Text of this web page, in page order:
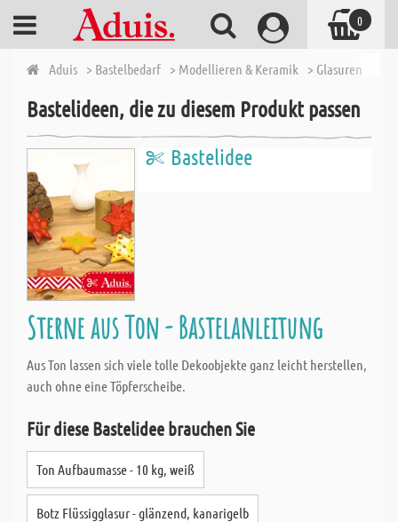
Aduis > Bastelbedarf > Modellieren & Keramik > Glasuren
Bastelideen, die zu diesem Produkt passen
Bastelidee
Sterne aus Ton - Bastelanleitung
Aus Ton lassen sich viele tolle Dekoobjekte ganz leicht herstellen,
auch ohne eine Töpferscheibe.
Für diese Bastelidee brauchen Sie
Ton Aufbaumasse - 10 kg, weiß
Botz Flüssigglasur - glänzend, kanarigelb
0